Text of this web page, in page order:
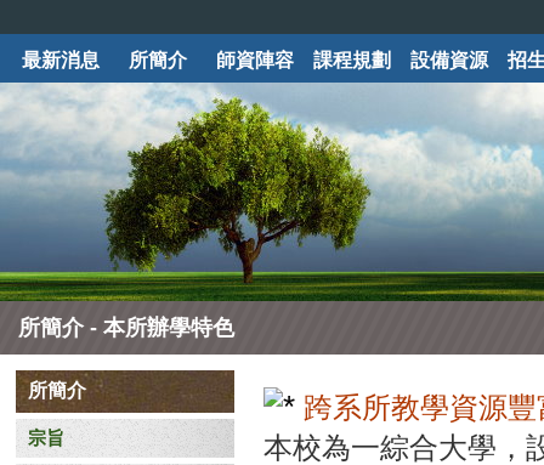
最新消息 所簡介 師資陣容 課程規劃 設備資源 招
所簡介 - 本所辦學特色
所簡介
宗旨
跨系所教學資源豐
本校為一綜合大學，